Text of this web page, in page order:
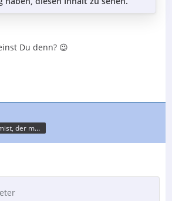
Du denn? 😉
Berufspessimist, der meist recht behält